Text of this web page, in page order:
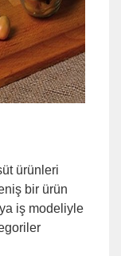
ürünleri
bir ürün
iş modeliyle